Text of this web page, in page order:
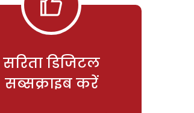
सरिता डिजिटल
सब्सक्राइब करें